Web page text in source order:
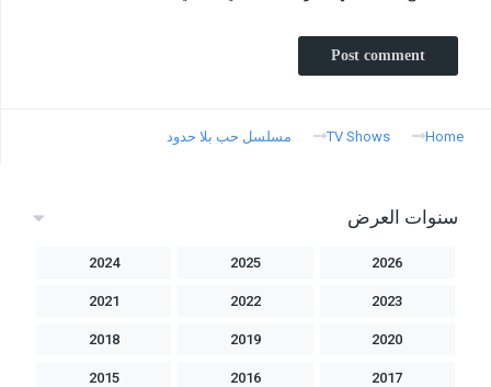
Home
TV Shows مسلسل حب بلا حدود
سنوات العرض
2026
2025
2024
2023
2022
2021
2020
2019
2018
2017
2016
2015